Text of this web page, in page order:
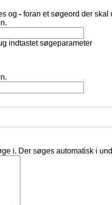
og - foran et søgeord der
indtastet søgeparameter
i. Der søges automatisk i